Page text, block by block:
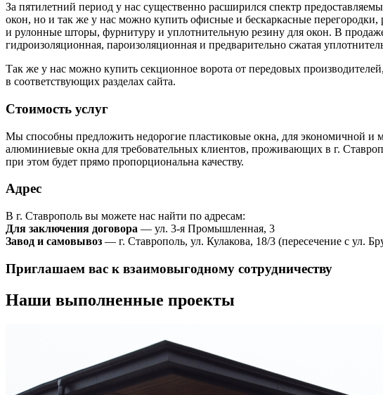
За пятилетний период у нас существенно расширился спектр
окон, но и так же у нас можно купить офисные и бескаркасные
и рулонные шторы, фурнитуру и уплотнительную резину для окон. В
гидроизоляционная, пароизоляционная и предварительно сжатая
Так же у нас можно купить секционное ворота от передовых
в соответствующих разделах сайта.
Стоимость услуг
Мы способны предложить недорогие пластиковые окна, для экономичной и
алюминиевые окна для требовательных клиентов, проживающих в г.
при этом будет прямо пропорциональна качеству.
Адрес
В г. Ставрополь вы можете нас найти по адресам:
Для заключения договора — ул. 3-я Промышленная, 3
Завод и самовывоз — г. Ставрополь, ул. Кулакова, 18/3 (пересечение с ул.
Приглашаем вас к взаимовыгодному сотрудничеству
Наши выполненные проекты